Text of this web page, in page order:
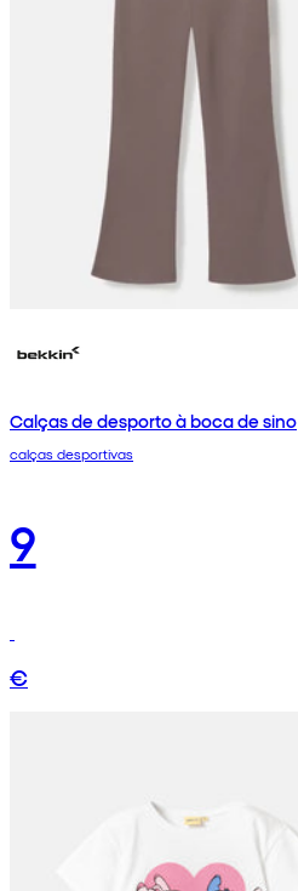
Calças de desporto à boca de sino
calças desportivas
9
€